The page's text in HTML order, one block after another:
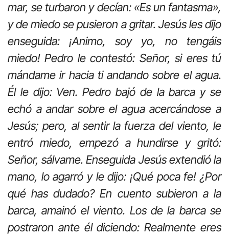
mar, se turbaron y decían: «Es un fantasma»,
y de miedo se pusieron a gritar. Jesús les dijo
enseguida: ¡Animo, soy yo, no tengáis
miedo! Pedro le contestó: Señor, si eres tú
mándame ir hacia ti andando sobre el agua.
Él le dijo: Ven. Pedro bajó de la barca y se
echó a andar sobre el agua acercándose a
Jesús; pero, al sentir la fuerza del viento, le
entró miedo, empezó a hundirse y gritó:
Señor, sálvame. Enseguida Jesús extendió la
mano, lo agarró y le dijo: ¡Qué poca fe! ¿Por
qué has dudado? En cuento subieron a la
barca, amainó el viento. Los de la barca se
postraron ante él diciendo: Realmente eres